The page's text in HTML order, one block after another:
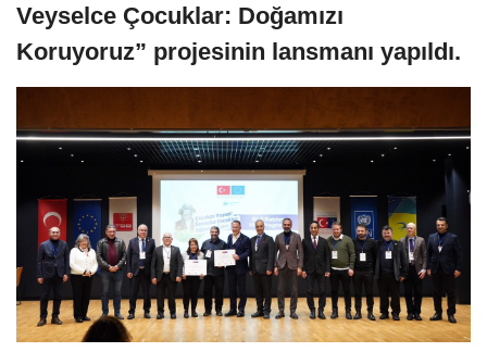
Veyselce Çocuklar: Doğamızı
Koruyoruz” projesinin lansmanı yapıldı.